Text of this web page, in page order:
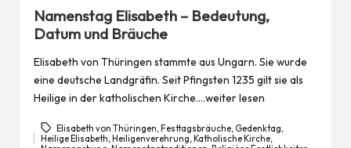
Namenstag Elisabeth – Bedeutung,
Datum und Bräuche
Elisabeth von Thüringen stammte aus Ungarn. Sie wurde
eine deutsche Landgräfin. Seit Pfingsten 1235 gilt sie als
Heilige in der katholischen Kirche.…weiter lesen
Elisabeth von Thüringen Festtagsbräuche, Gedenktag
Heilige Elisabeth Heiligenverehrung Katholische Kirche,